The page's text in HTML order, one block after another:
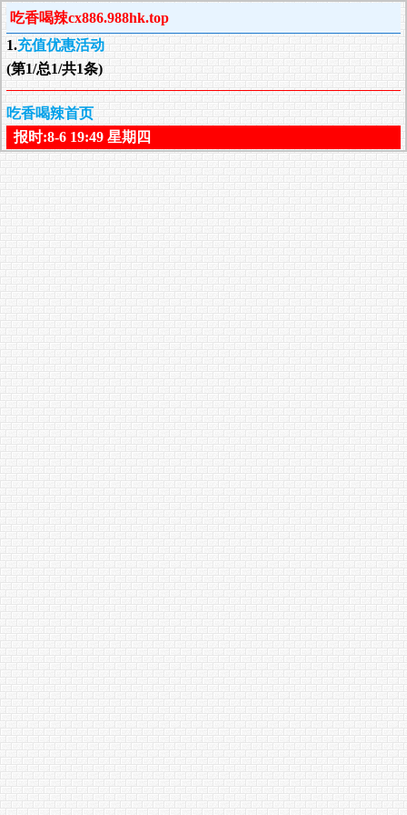
吃香喝辣cx886.988hk.top
1.充值优惠活动
(第1/总1/共1条)
吃香喝辣首页
报时:8-6 19:49 星期四